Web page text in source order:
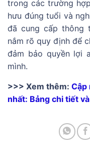
trong các trường
hưu đúng tuổi và
đã cung cấp thông
nắm rõ quy định để
đảm bảo quyền lợi
mình.
>>> Xem thêm: Cập
nhất: Bảng chi tiết